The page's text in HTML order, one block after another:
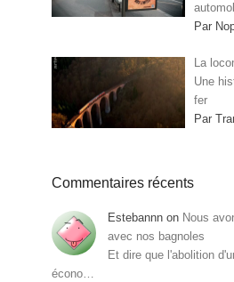
Par
La
Une
fer
Par
Commentaires récents
Estebannn on Nous
avec nos bagnoles
Et dire que l'abolition
écono…